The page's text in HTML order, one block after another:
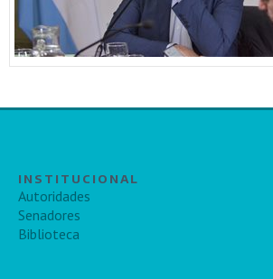
INSTITUCIONAL
Autoridades
Senadores
Biblioteca